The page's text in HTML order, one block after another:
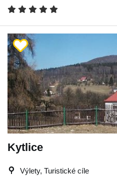
Kytlice
Výlety, Turistické cíle